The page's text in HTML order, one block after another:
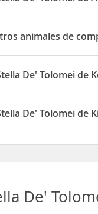
disponen de Aire
animales de
animales de
De' Tolomei de
disponen de Kettle
De' Tolomei de
De'